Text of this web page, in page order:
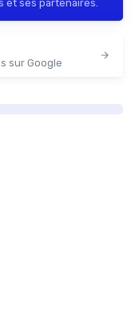
et ses partenaires.
sur Google